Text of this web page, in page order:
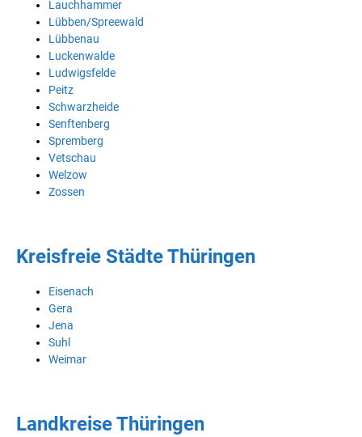
Lauchhammer
Lübben/Spreewald
Lübbenau
Luckenwalde
Ludwigsfelde
Peitz
Schwarzheide
Senftenberg
Spremberg
Vetschau
Welzow
Zossen
Kreisfreie Städte Thüringen
Eisenach
Gera
Jena
Suhl
Weimar
Landkreise Thüringen